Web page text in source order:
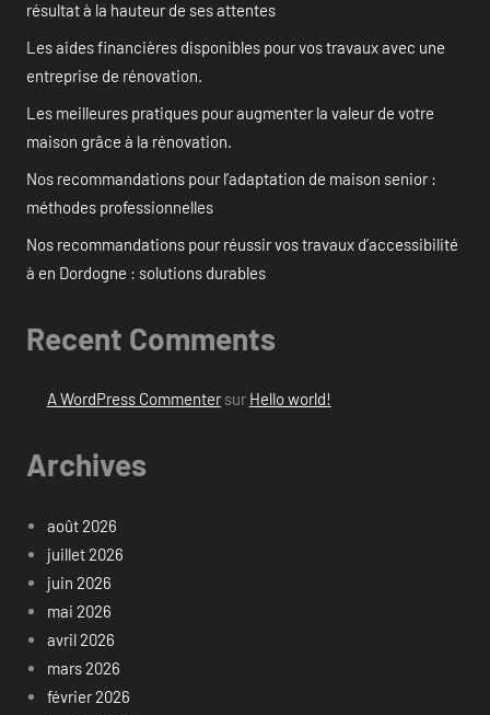
résultat à la hauteur de ses attentes
Les aides financières disponibles pour vos travaux avec une
entreprise de rénovation.
Les meilleures pratiques pour augmenter la valeur de votre
maison grâce à la rénovation.
Nos recommandations pour l’adaptation de maison senior :
méthodes professionnelles
Nos recommandations pour réussir vos travaux d’accessibilité
à en Dordogne : solutions durables
Recent Comments
A WordPress Commentersur Hello world!
Archives
août 2026
juillet 2026
juin 2026
mai 2026
avril 2026
mars 2026
février 2026